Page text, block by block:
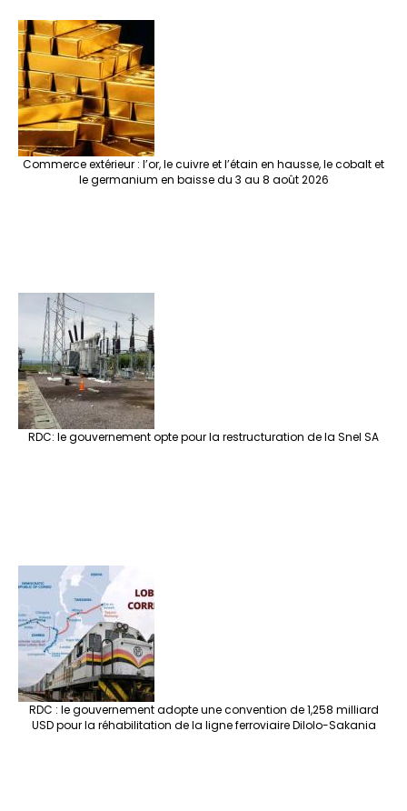
Commerce extérieur : l’or, le cuivre et l’étain en hausse, le cobalt et
le germanium en baisse du 3 au 8 août 2026
RDC: le gouvernement opte pour la restructuration de la Snel SA
RDC : le gouvernement adopte une convention de 1,258 milliard
USD pour la réhabilitation de la ligne ferroviaire Dilolo-Sakania